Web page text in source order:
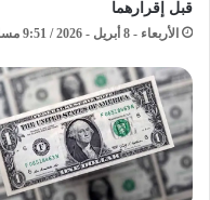
قبل إقرارهما
الأربعاء - 8 أبريل - 2026 / 9:51 مساءً